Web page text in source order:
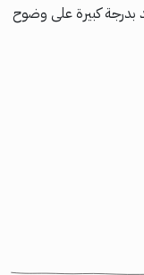
بدرجة كبيرة على وضوح